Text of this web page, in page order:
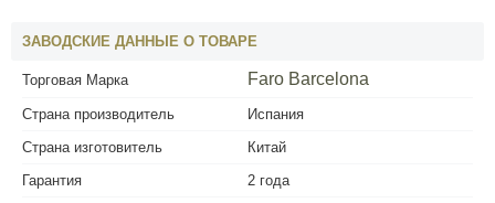
ЗАВОДСКИЕ ДАННЫЕ О ТОВАРЕ
Торговая Марка Faro Barcelona
Страна производитель
Испания
Страна изготовитель
Китай
Гарантия
2 года